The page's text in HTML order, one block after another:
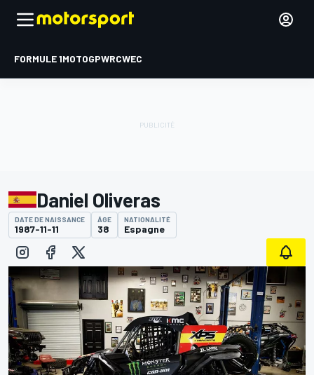
FORMULE 1MOTOGPWRCWEC
Daniel Oliveras
DATE DE NAISSANCE
1987-11-11
ÂGE
38
NATIONALITÉ
Espagne